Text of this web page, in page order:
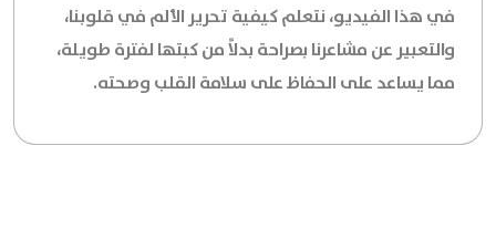
في هذا الفيديو، نتعلم كيفية تحرير الألم في قلوبنا،
والتعبير عن مشاعرنا بصراحة بدلاً من كبتها لفترة طويلة،
مما يساعد على الحفاظ على سلامة القلب وصحته.